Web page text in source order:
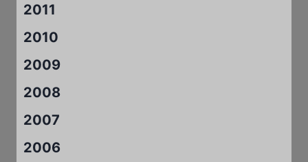
2011
2010
2009
2008
2007
2006